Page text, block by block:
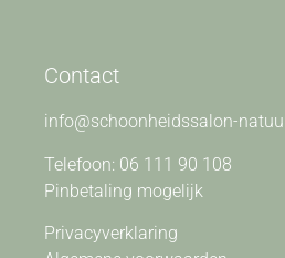
Contact
info@schoonheidssalon-
Telefoon: 06 111 90 108
Pinbetaling mogelijk
Privacyverklaring